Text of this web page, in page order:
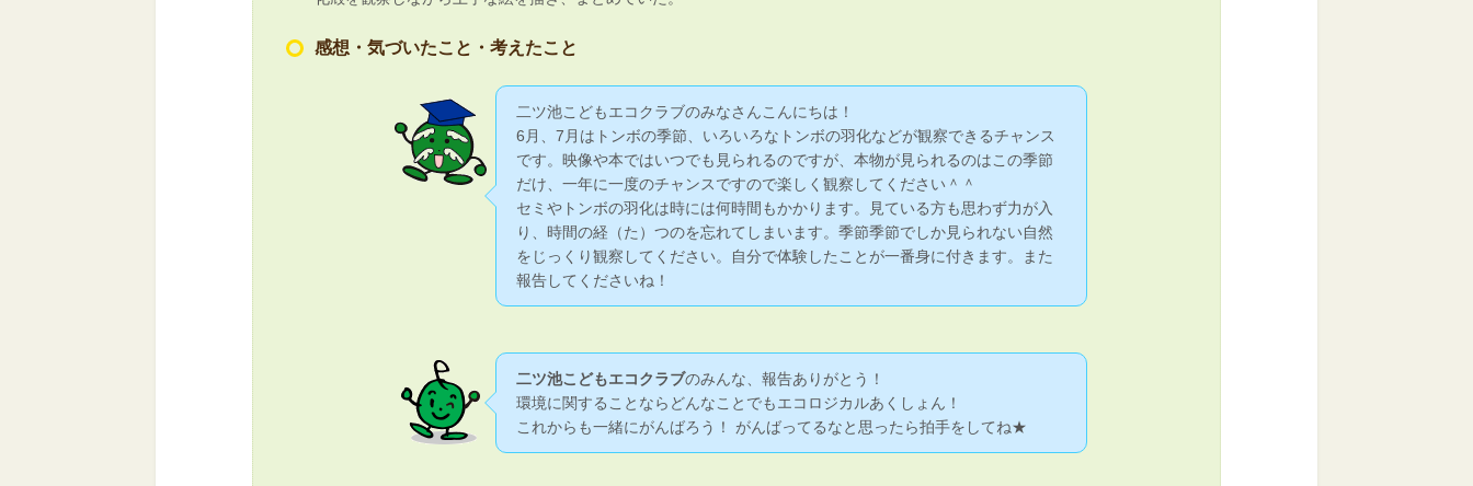
感想・気づいたこと・考えたこと
二ツ池こどもエコクラブのみなさんこんにちは！
6月、7月はトンボの季節、いろいろなトンボの羽化などが観察できるチャンス
です。映像や本ではいつでも見られるのですが、本物が見られるのはこの季節
だけ、一年に一度のチャンスですので楽しく観察してください＾＾
セミやトンボの羽化は時には何時間もかかります。見ている方も思わず力が入
り、時間の経（た）つのを忘れてしまいます。季節季節でしか見られない自然
をじっくり観察してください。自分で体験したことが一番身に付きます。また
報告してくださいね！
二ツ池こどもエコクラブのみんな、報告ありがとう！
環境に関することならどんなことでもエコロジカルあくしょん！
これからも一緒にがんばろう！ がんばってるなと思ったら拍手をしてね★